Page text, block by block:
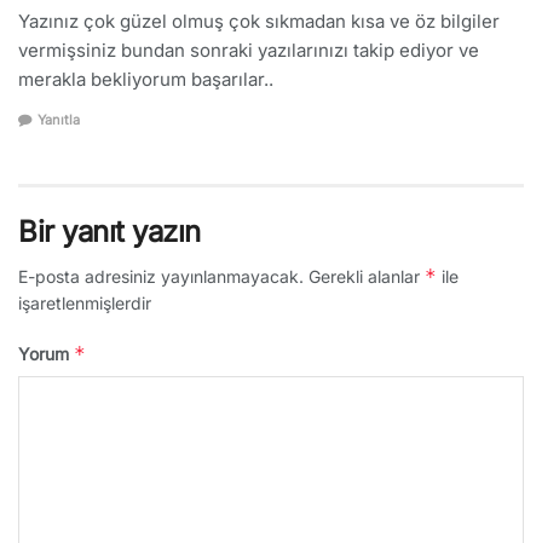
Yazınız çok güzel olmuş çok sıkmadan kısa ve öz bilgiler
vermişsiniz bundan sonraki yazılarınızı takip ediyor ve
merakla bekliyorum başarılar..
Yanıtla
Bir yanıt yazın
E-posta adresiniz yayınlanmayacak. Gerekli alanlar * ile
işaretlenmişlerdir
Yorum *